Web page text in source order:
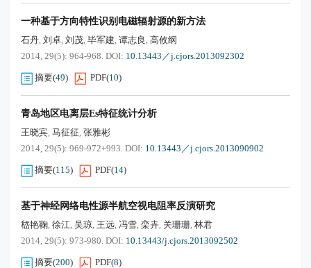
一种基于方向特性识别电磁辐射源的新方法
石丹, 刘卓, 刘茂, 毕军建, 谭志良, 高攸纲
2014, 29(5): 964-968. DOI: 10.13443／j.cjors.2013092302
摘要(49) PDF(10)
青岛地区电离层Es特征统计分析
王晓宾, 马征征, 张雅彬
2014, 29(5): 969-972+993. DOI: 10.13443／j.cjors.2013090902
摘要(115) PDF(14)
基于神经网络电性源半航空视电阻率反演研究
嵇艳鞠, 徐江, 吴琼, 王远, 冯雪, 栾卉, 关珊珊, 林君
2014, 29(5): 973-980. DOI: 10.13443/j.cjors.2013092502
摘要(200) PDF(8)